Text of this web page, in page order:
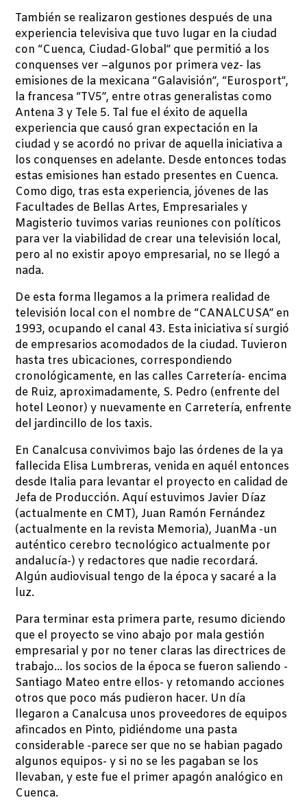
También se realizaron gestiones después de una
experiencia televisiva que tuvo lugar en la ciudad
con “Cuenca, Ciudad-Global” que permitió a los
conquenses ver –algunos por primera vez- las
emisiones de la mexicana “Galavisión”, “Eurosport”,
la francesa “TV5”, entre otras generalistas como
Antena 3 y Tele 5. Tal fue el éxito de aquella
experiencia que causó gran expectación en la
ciudad y se acordó no privar de aquella iniciativa a
los conquenses en adelante. Desde entonces todas
estas emisiones han estado presentes en Cuenca.
Como digo, tras esta experiencia, jóvenes de las
Facultades de Bellas Artes, Empresariales y
Magisterio tuvimos varias reuniones con políticos
para ver la viabilidad de crear una televisión local,
pero al no existir apoyo empresarial, no se llegó a
nada.
De esta forma llegamos a la primera realidad de
televisión local con el nombre de “CANALCUSA” en
1993, ocupando el canal 43. Esta iniciativa sí surgió
de empresarios acomodados de la ciudad. Tuvieron
hasta tres ubicaciones, correspondiendo
cronológicamente, en las calles Carretería- encima
de Ruiz, aproximadamente, S. Pedro (enfrente del
hotel Leonor) y nuevamente en Carretería, enfrente
del jardincillo de los taxis.
En Canalcusa convivimos bajo las órdenes de la ya
fallecida Elisa Lumbreras, venida en aquél entonces
desde Italia para levantar el proyecto en calidad de
Jefa de Producción. Aquí estuvimos Javier Díaz
(actualmente en CMT), Juan Ramón Fernández
(actualmente en la revista Memoria), JuanMa -un
auténtico cerebro tecnológico actualmente por
andalucía-) y redactores que nadie recordará.
Algún audiovisual tengo de la época y sacaré a la
luz.
Para terminar esta primera parte, resumo diciendo
que el proyecto se vino abajo por mala gestión
empresarial y por no tener claras las directrices de
trabajo… los socios de la época se fueron saliendo -
Santiago Mateo entre ellos- y retomando acciones
otros que poco más pudieron hacer. Un día
llegaron a Canalcusa unos proveedores de equipos
afincados en Pinto, pidiéndome una pasta
considerable -parece ser que no se habian pagado
algunos equipos- y si no se les pagaban se los
llevaban, y este fue el primer apagón analógico en
Cuenca.